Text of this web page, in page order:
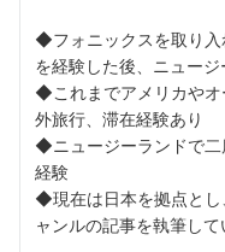
◆フォニックスを取り入
を経験した後、ニュー
◆これまでアメリカや
外旅行、滞在経験あり
◆ニュージーランドで二
経験
◆現在は日本を拠点とし
ャンルの記事を執筆して